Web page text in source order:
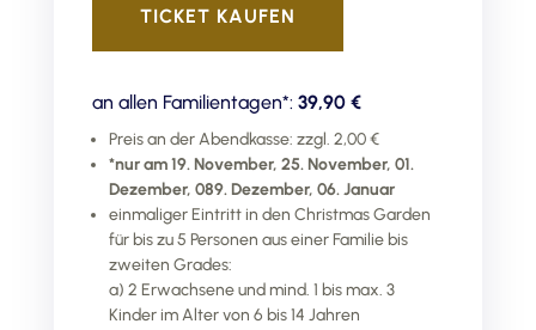
TICKET KAUFEN
an allen Familientagen*: 39,90 €
Preis an der Abendkasse: zzgl. 2,00 €
*nur am 19. November, 25. November, 01.
Dezember, 089. Dezember, 06. Januar
einmaliger Eintritt in den Christmas Garden
für bis zu 5 Personen aus einer Familie bis
zweiten Grades:
a) 2 Erwachsene und mind. 1 bis max. 3
Kinder im Alter von 6 bis 14 Jahren